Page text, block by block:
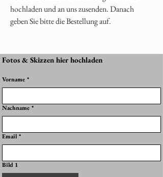
hochladen und an uns zusenden. Danach
geben Sie bitte die Bestellung auf.
Fotos & Skizzen hier hochladen
Vorname *
Nachname *
Email *
Bild 1